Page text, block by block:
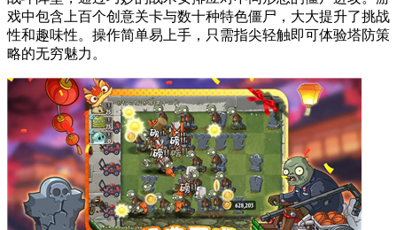
戏中包含上百个创意关卡与数十种特色僵尸，大大提升了挑战
性和趣味性。操作简单易上手，只需指尖轻触即可体验塔防策
略的无穷魅力。